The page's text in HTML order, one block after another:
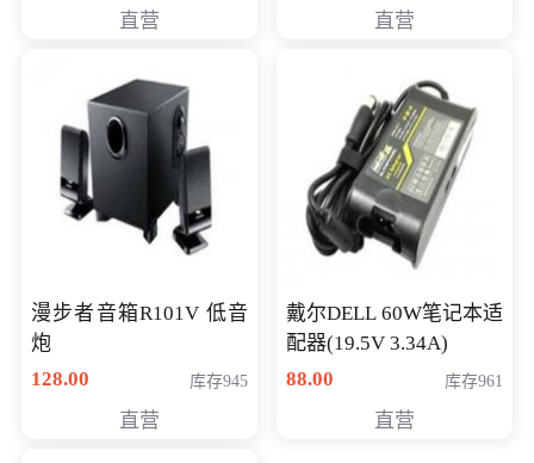
直营 直营
漫步者音箱R101V 低音
炮
128.00
库存945
直营
戴尔DELL 60W笔记本适
配器(19.5V 3.34A)
88.00
库存961
直营